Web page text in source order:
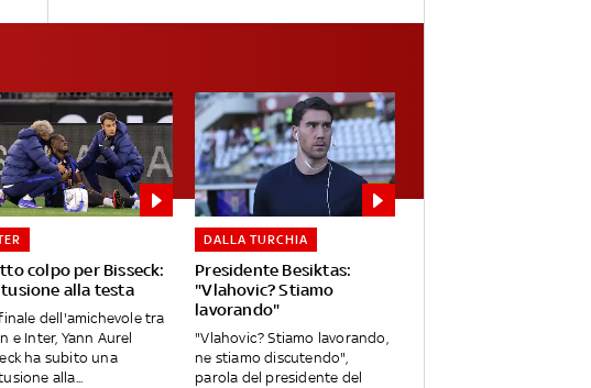
colpo per Bisseck:
alla testa
dell'amichevole tra
e Inter, Yann Aurel
ha subito una
alla...
Presidente Besiktas:
"Vlahovic? Stiamo
lavorando"
DALLA TURCHIA
"Vlahovic? Stiamo lavorando,
ne stiamo discutendo",
parola del presidente del